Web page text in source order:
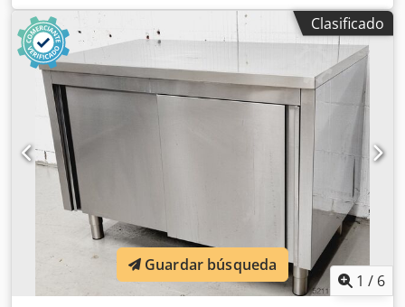
respetuoso con la espalda gracias al ajuste de altura
mediante pedal Se puede alinear perfectamente utilizando
los 4 pies ajustables, fácilmente usando una llave Allen
Ajuste continuo de altura y 3 alturas de trabajo fijas
Manejo óptimo gracias a 4 ruedas giratorias con freno de
estacionamiento Calidad de la región Por convicción
Garantía de 5 años. Capacidad de carga 300 kg Altura 400 -
1010 mm Longitud de la encimera 1485 mm Encimera 1700
x 790 mm Carrera útil 610 mm Peso 140kg Alicates
frontales 520 x 70/190 mm (Tamaño/Extensión)
Codpfsvymfhox Ah Isha Alicates laterales 460x140/145 mm
(Tamaño/Extensión) Disponibilidad: corto plazo Lugar de
almacenamiento: Flörsheim
Clasificado
1 / 6
Guardar búsqueda